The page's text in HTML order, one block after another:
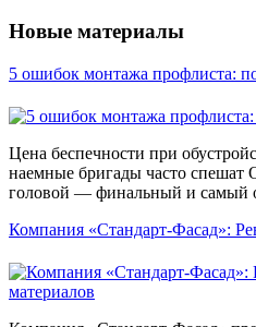
Новые материалы
5 ошибок монтажа профлиста:
Цена беспечности при
наемные бригады часто спешат
головой — финальный и самый
Компания «Стандарт-Фасад»: